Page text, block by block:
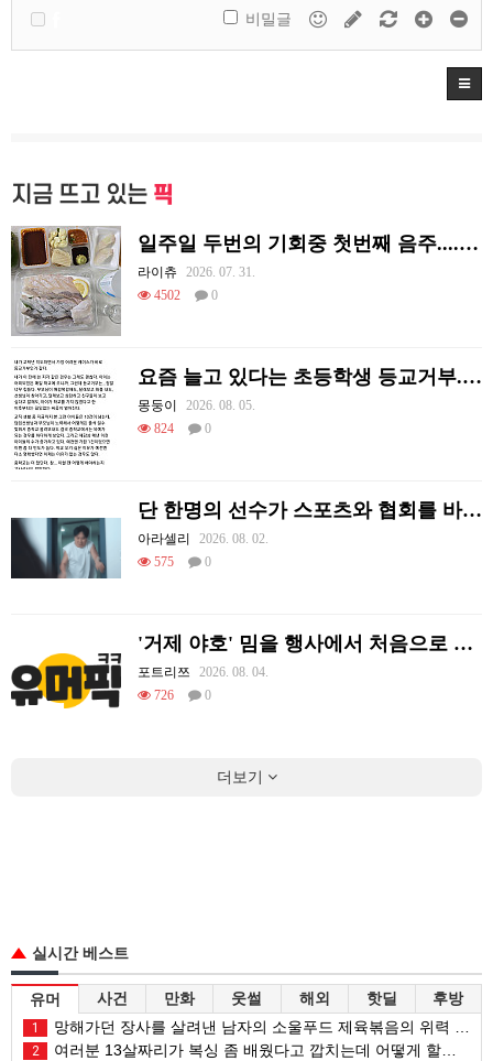
비밀글
지금 뜨고 있는 픽
일주일 두번의 기회중 첫번째 음주....오늘도 혼술이네요
라이츄
2026. 07. 31.
4502
0
요즘 늘고 있다는 초등학생 등교거부.jpg
몽둥이
2026. 08. 05.
824
0
단 한명의 선수가 스포츠와 협회를 바꿔 버린 사례.jpg
아라셀리
2026. 08. 02.
575
0
'거제 야호' 밈을 행사에서 처음으로 체감하는 리센느
포트리쯔
2026. 08. 04.
726
0
더보기
실시간 베스트
유머 사건 만화 웃썰 해외 핫딜 후방
1 망해가던 장사를 살려낸 남자의 소울푸드 제육볶음의 위력 ㅋㅋ
2 여러분 13살짜리가 복싱 좀 배웠다고 깝치는데 어떻게 할까요?